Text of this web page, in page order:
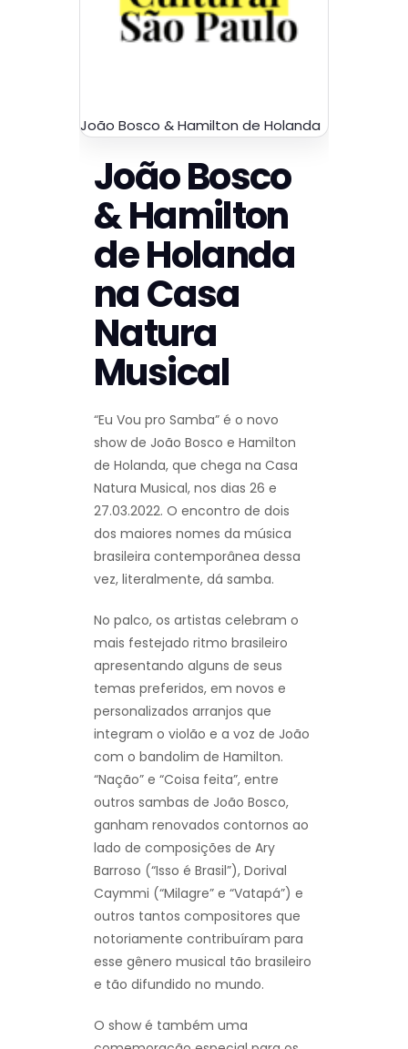
João Bosco & Hamilton de Holanda
João Bosco
& Hamilton
de Holanda
na Casa
Natura
Musical
“Eu Vou pro Samba” é o novo
show de João Bosco e Hamilton
de Holanda, que chega na Casa
Natura Musical, nos dias 26 e
27.03.2022. O encontro de dois
dos maiores nomes da música
brasileira contemporânea dessa
vez, literalmente, dá samba.
No palco, os artistas celebram o
mais festejado ritmo brasileiro
apresentando alguns de seus
temas preferidos, em novos e
personalizados arranjos que
integram o violão e a voz de João
com o bandolim de Hamilton.
“Nação” e “Coisa feita”, entre
outros sambas de João Bosco,
ganham renovados contornos ao
lado de composições de Ary
Barroso (“Isso é Brasil”), Dorival
Caymmi (“Milagre” e “Vatapá”) e
outros tantos compositores que
notoriamente contribuíram para
esse gênero musical tão brasileiro
e tão difundido no mundo.
O show é também uma